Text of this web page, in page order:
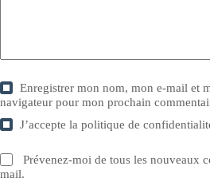
Enregistrer mon nom, mon e-mail et
navigateur pour mon prochain
J’accepte lapolitique de
Prévenez-moi de tous les nouveaux
mail.